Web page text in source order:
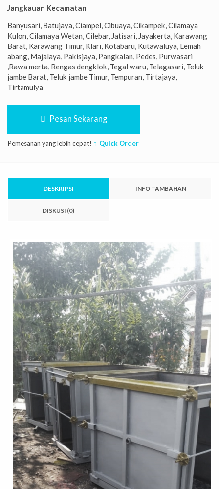
Jangkauan Kecamatan
Banyusari, Batujaya, Ciampel, Cibuaya, Cikampek, Cilamaya
Kulon, Cilamaya Wetan, Cilebar, Jatisari, Jayakerta, Karawang
Barat, Karawang Timur, Klari, Kotabaru, Kutawaluya, Lemah
abang, Majalaya, Pakisjaya, Pangkalan, Pedes, Purwasari
,Rawa merta, Rengas dengklok, Tegal waru, Telagasari, Teluk
jambe Barat, Teluk jambe Timur, Tempuran, Tirtajaya,
Tirtamulya
Pesan Sekarang
Pemesanan yang lebih cepat! Quick Order
DESKRIPSI INFO TAMBAHAN
DISKUSI (0)